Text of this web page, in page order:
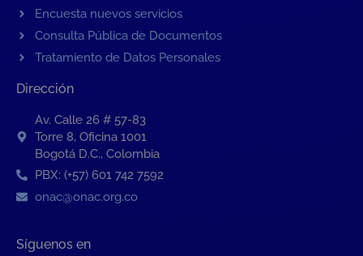
Encuesta nuevos servicios
Consulta Pública de Documentos
Tratamiento de Datos Personales
Dirección
Av. Calle 26 # 57-83
Torre 8, Oficina 1001
Bogotá D.C., Colombia
PBX: (+57) 601 742 7592
onac@onac.org.co
Síguenos en